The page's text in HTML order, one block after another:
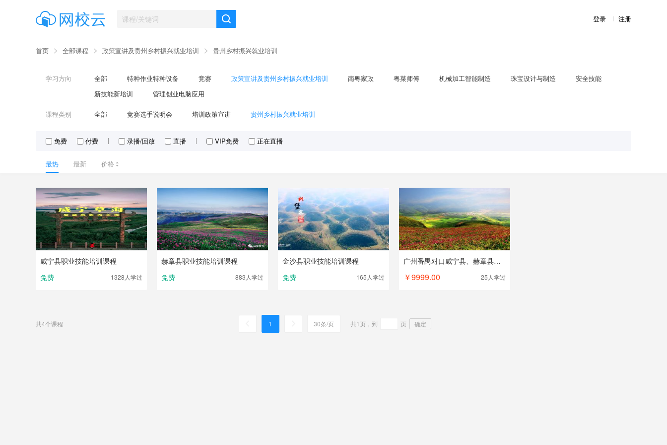
登录 注册
首页 全部课程 政策宣讲及贵州乡村振兴就业培训 贵州乡村振兴就业培训
学习方向 全部 特种作业特种设备 竞赛 政策宣讲及贵州乡村振兴就业培训 南粤家政 粤菜师傅 机械加工智能制造 珠宝设计与制造
安全技能
新技能新培训
管理创业电脑应用
课程类别 全部 竞赛选手说明会 培训政策宣讲 贵州乡村振兴就业培训
免费 付费 录播/回放 直播 VIP免费 正在直播
最热 最新 价格
威宁县职业技能培训课程
免费
1328人学过
赫章县职业技能培训课程
免费
883人学过
金沙县职业技能培训课程
免费
165人学过
广州番禺对口威宁县、赫章县、金沙县培训直播
￥9999.00 25人学过
共4个课程 1 30条/页 共1页，到 页